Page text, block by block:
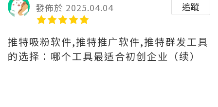
發佈於 2025.04.04
追蹤
推特吸粉软件,推特推广软件,推特群发工具
的选择：哪个工具最适合初创企业（续）